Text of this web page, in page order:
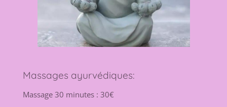
Massages ayurvédiques:
Massage 30 minutes : 30€